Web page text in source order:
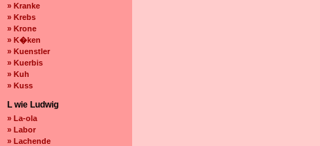
» Kranke
» Krebs
» Krone
» K�ken
» Kuenstler
» Kuerbis
» Kuh
» Kuss
L wie Ludwig
» La-ola
» Labor
» Lachende